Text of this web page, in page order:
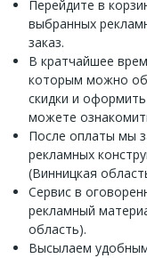
Перейдите в
выбранных
заказ.
В кратчайшее
которым можно
скидки и
можете
После оплаты мы
рекламных
(Винницкая
Сервис в
рекламный
область).
Высылаем